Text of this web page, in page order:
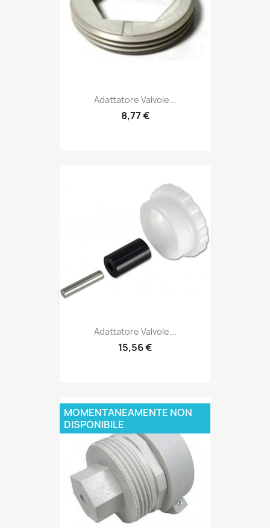
Adattatore Valvole...
8,77 €
Adattatore Valvole...
15,56 €
MOMENTANEAMENTE NON
DISPONIBILE